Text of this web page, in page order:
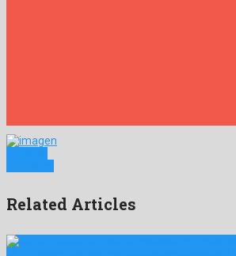
Related Articles